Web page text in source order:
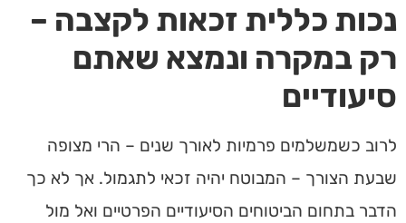
נכות כללית זכאות לקצבה –
רק במקרה ונמצא שאתם
סיעודיים
לרוב כשמשלמים פרמיות לאורך שנים – הרי מצופה
שבעת הצורך – המבוטח יהיה זכאי לתגמול. אך לא כך
הדבר בתחום הביטוחים הסיעודיים הפרטיים ואל מול